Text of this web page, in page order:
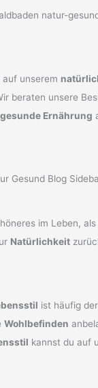
auf unserem
beraten unsere
gesunde Ernährung
im Leben, als
Natürlichkeit
ist häufig
Wohlbefinden
kannst du auf